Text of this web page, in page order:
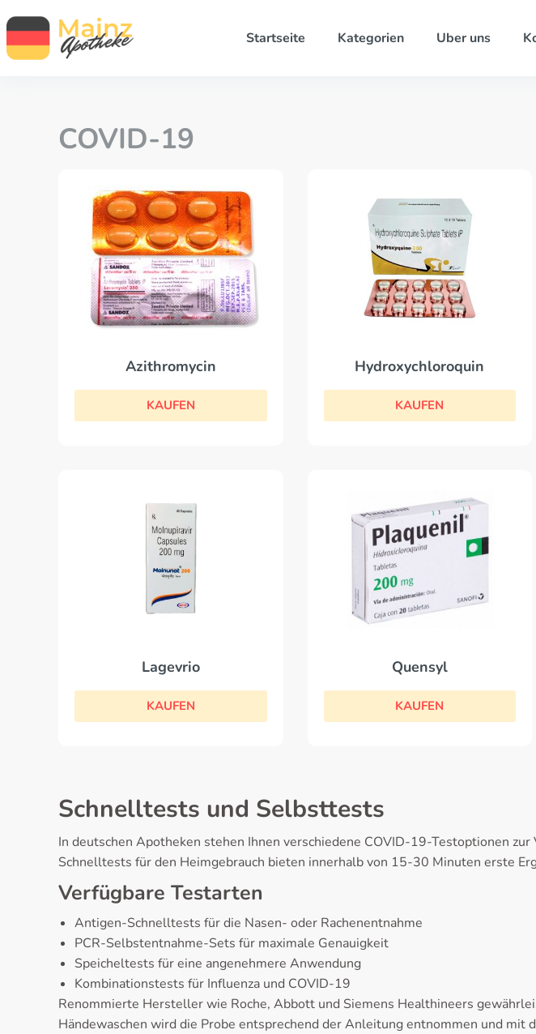
Startseite Kategorien Uber uns
COVID-19
Azithromycin
KAUFEN
Hydroxychloroquin
KAUFEN
Lagevrio
KAUFEN
Quensyl
KAUFEN
Schnelltests und Selbsttests
In deutschen Apotheken stehen Ihnen verschiedene COVID-19-Testoptionen
Schnelltests für den Heimgebrauch bieten innerhalb von 15-30 Minuten erste
Verfügbare Testarten
Antigen-Schnelltests für die Nasen- oder Rachenentnahme
PCR-Selbstentnahme-Sets für maximale Genauigkeit
Speicheltests für eine angenehmere Anwendung
Kombinationstests für Influenza und COVID-19
Renommierte Hersteller wie Roche, Abbott und Siemens Healthineers
Händewaschen wird die Probe entsprechend der Anleitung entnommen und